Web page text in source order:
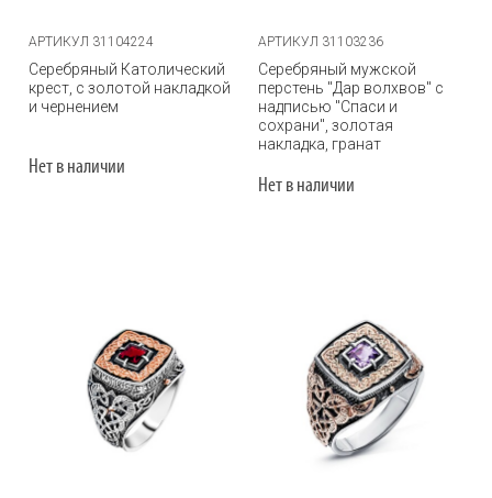
АРТИКУЛ 31104224
Серебряный Католический
крест, с золотой накладкой
и чернением
Нет в наличии
АРТИКУЛ 31103236
Серебряный мужской
перстень "Дар волхвов" с
надписью "Спаси и
сохрани", золотая
накладка, гранат
Нет в наличии